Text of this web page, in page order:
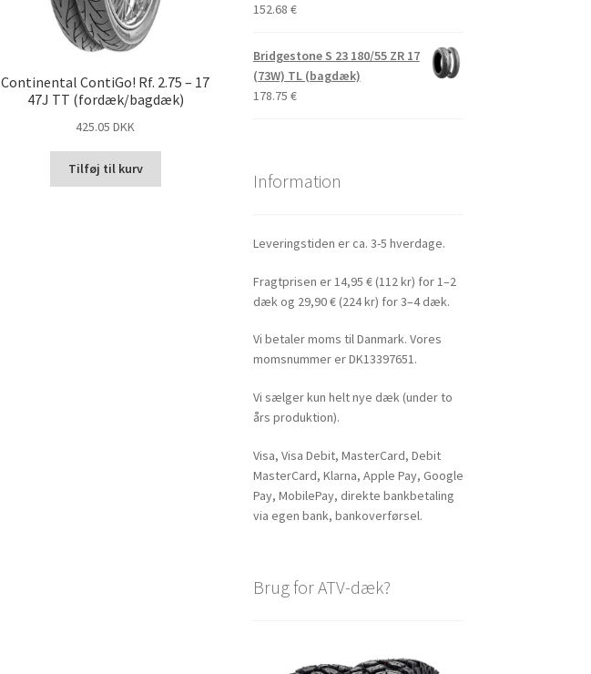
Continental ContiGo! Rf. 2.75 – 17
47J TT (fordæk/bagdæk)
425.05 DKK
Tilføj til kurv
152.68 €
Bridgestone S 23 180/55 ZR 17
(73W) TL (bagdæk)
178.75 €
Information
Leveringstiden er ca. 3-5 hverdage.
Fragtprisen er 14,95 € (112 kr) for 1–2
dæk og 29,90 € (224 kr) for 3–4 dæk.
Vi betaler moms til Danmark. Vores
momsnummer er DK13397651.
Vi sælger kun helt nye dæk (under to
års produktion).
Visa, Visa Debit, MasterCard, Debit
MasterCard, Klarna, Apple Pay, Google
Pay, MobilePay, direkte bankbetaling
via egen bank, bankoverførsel.
Brug for ATV-dæk?